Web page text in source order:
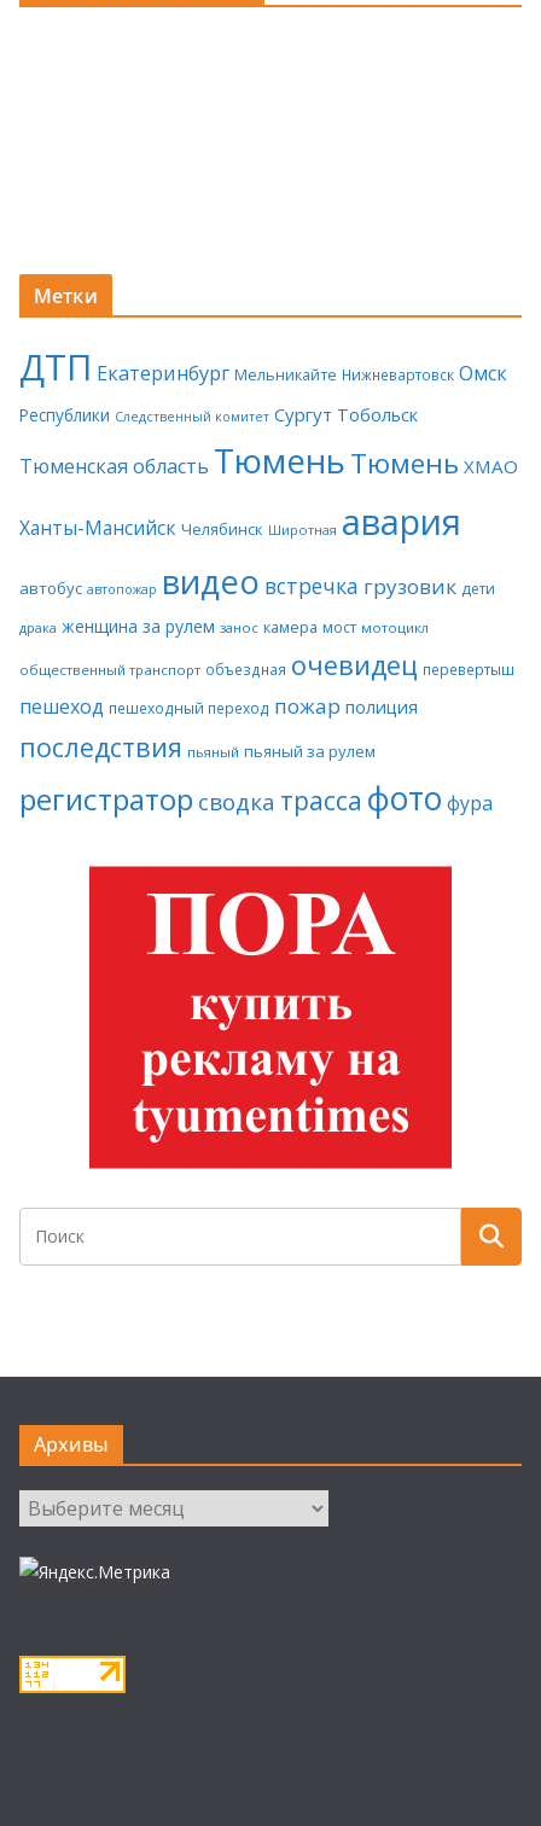
Метки
ДТП Екатеринбург Мельникайте Нижневартовск Омск
Республики Следственный комитет Сургут Тобольск
Тюменская область ТюменьТюмень ХМАО
Ханты-Мансийск Челябинск Широтная авария
автобус автопожар видео встречка грузовик дети
драка женщина за рулем занос камера мост мотоцикл
общественный транспорт объездная очевидец перевертыш
пешеход пешеходный переход пожар полиция
последствия пьяный пьяный за рулем
регистратор сводка трасса фото фура
Архивы
Архивы